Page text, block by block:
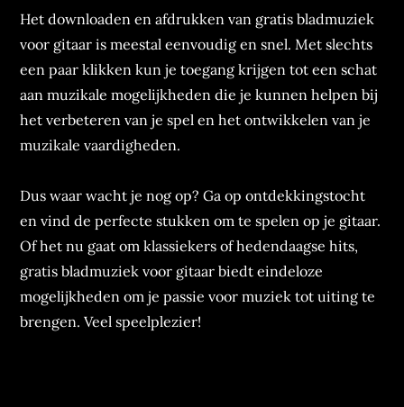
Het downloaden en afdrukken van gratis bladmuziek
voor gitaar is meestal eenvoudig en snel. Met slechts
een paar klikken kun je toegang krijgen tot een schat
aan muzikale mogelijkheden die je kunnen helpen bij
het verbeteren van je spel en het ontwikkelen van je
muzikale vaardigheden.
Dus waar wacht je nog op? Ga op ontdekkingstocht
en vind de perfecte stukken om te spelen op je gitaar.
Of het nu gaat om klassiekers of hedendaagse hits,
gratis bladmuziek voor gitaar biedt eindeloze
mogelijkheden om je passie voor muziek tot uiting te
brengen. Veel speelplezier!